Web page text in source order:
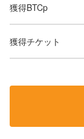
獲得BTCp
獲得チケット